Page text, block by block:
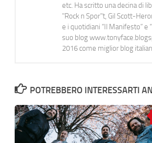
etc. Ha scritto una decina di
"Rock n Spor"t, Gil Scott-
e i quotidiani “Il Manifesto” e
suo blog
2016 come miglior blog
POTREBBERO INTERESSARTI